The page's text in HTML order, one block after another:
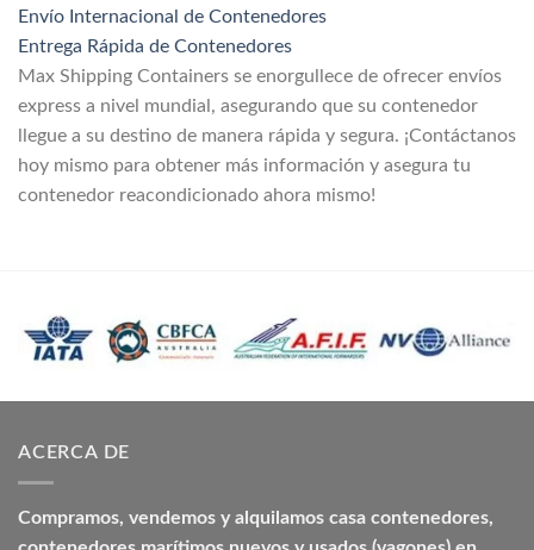
Envío Internacional de Contenedores
Entrega Rápida de Contenedores
Max Shipping Containers se enorgullece de ofrecer envíos
express a nivel mundial, asegurando que su contenedor
llegue a su destino de manera rápida y segura. ¡Contáctanos
hoy mismo para obtener más información y asegura tu
contenedor reacondicionado ahora mismo!
ACERCA DE
Compramos, vendemos y alquilamos casa contenedores,